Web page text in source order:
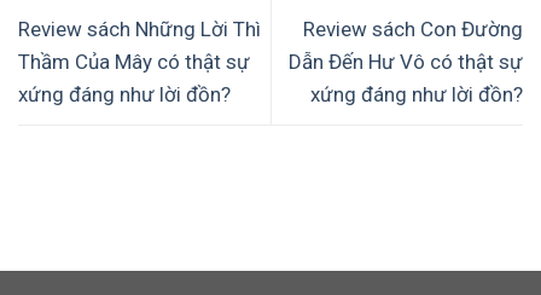
Review sách Những Lời Thì
Thầm Của Mây có thật sự
xứng đáng như lời đồn?
Review sách Con Đường
Dẫn Đến Hư Vô có thật sự
xứng đáng như lời đồn?